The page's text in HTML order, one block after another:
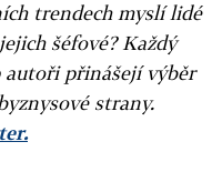
trendech myslí lidé
šéfové? Každý
přinášejí výběr
strany.